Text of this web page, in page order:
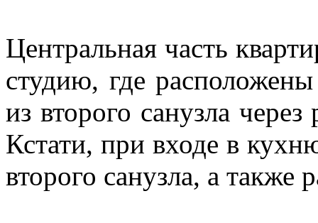
Центральная часть
студию, где
из второго санузла
Кстати, при входе в
второго санузла, а также